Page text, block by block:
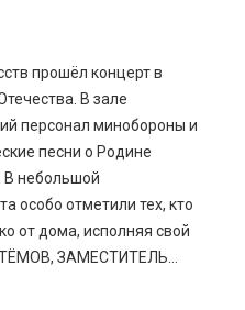
прошёл концерт в
В зале
персонал минобороны и
песни о Родине
В небольшой
особо отметили тех, кто
от дома, исполняя свой
ЗАМЕСТИТЕЛЬ...